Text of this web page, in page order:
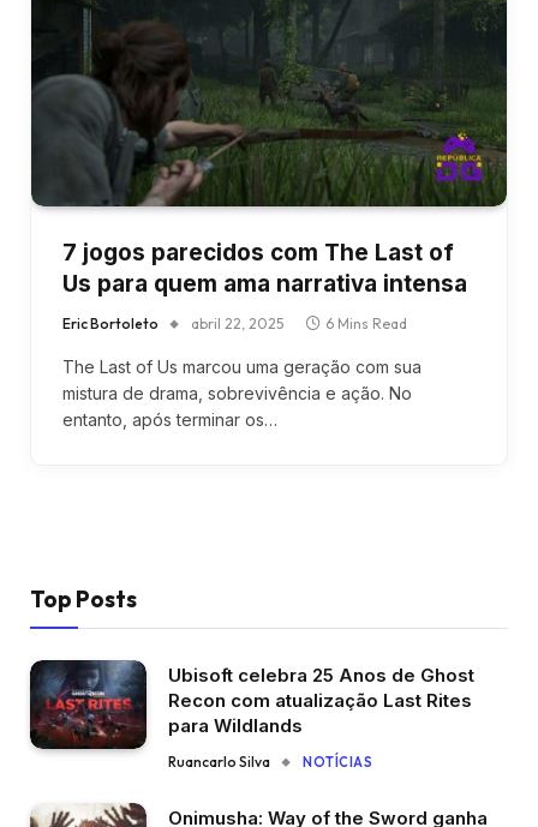
7 jogos parecidos com The Last of
Us para quem ama narrativa intensa
Eric Bortoleto abril 22, 2025 6 Mins Read
The Last of Us marcou uma geração com sua
mistura de drama, sobrevivência e ação. No
entanto, após terminar os…
Top Posts
Ubisoft celebra 25 Anos de Ghost
Recon com atualização Last Rites
para Wildlands
Ruancarlo Silva NOTÍCIAS
Onimusha: Way of the Sword ganha